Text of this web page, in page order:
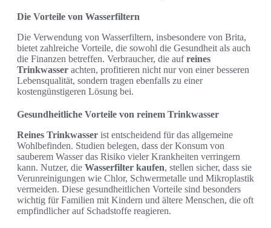
Die Vorteile von Wasserfiltern
Die Verwendung von Wasserfiltern, insbesondere von Brita,
bietet zahlreiche Vorteile, die sowohl die Gesundheit als auch
die Finanzen betreffen. Verbraucher, die aufreines
Trinkwasser achten, profitieren nicht nur von einer besseren
Lebensqualität, sondern tragen ebenfalls zu einer
kostengünstigeren Lösung bei.
Gesundheitliche Vorteile von reinem Trinkwasser
Reines Trinkwasser ist entscheidend für das allgemeine
Wohlbefinden. Studien belegen, dass der Konsum von
sauberem Wasser das Risiko vieler Krankheiten verringern
kann. Nutzer, die Wasserfilter kaufen, stellen sicher, dass sie
Verunreinigungen wie Chlor, Schwermetalle und Mikroplastik
vermeiden. Diese gesundheitlichen Vorteile sind besonders
wichtig für Familien mit Kindern und ältere Menschen, die oft
empfindlicher auf Schadstoffe reagieren.